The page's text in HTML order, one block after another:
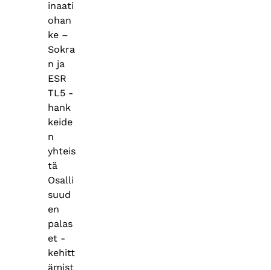
inaati
ohan
ke –
Sokra
n ja
ESR
TL5 -
hank
keide
n
yhteis
tä
Osalli
suud
en
palas
et -
kehitt
ämist